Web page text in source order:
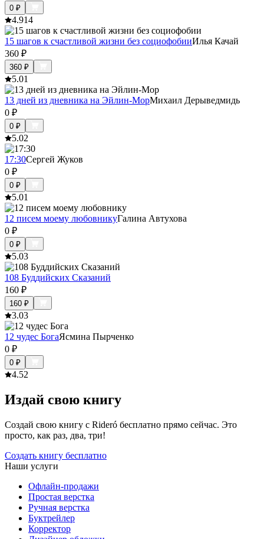
0 ₽
4.914
15 шагов к счастливой жизни без социофобииИлья Качай
360 ₽
360 ₽
5.01
13 дней из дневника на Эйлин-МорМихаил Дерыведмидь
0 ₽
0 ₽
5.02
17:30Сергей Жуков
0 ₽
0 ₽
5.01
12 писем моему любовникуГалина Автухова
0 ₽
0 ₽
5.03
108 Буддийских Сказаний
160 ₽
160 ₽
3.03
12 чудес БогаЯсмина Пырченко
0 ₽
0 ₽
4.52
Издай свою книгу
Создай свою книгу с Rideró бесплатно прямо сейчас. Это
просто, как раз, два, три!
Создать книгу бесплатно
Наши услуги
Офлайн-продажи
Простая верстка
Ручная верстка
Буктрейлер
Корректор